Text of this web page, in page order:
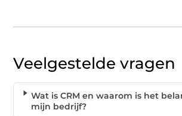
Veelgestelde vragen
Wat is CRM en waarom is het
mijn bedrijf?